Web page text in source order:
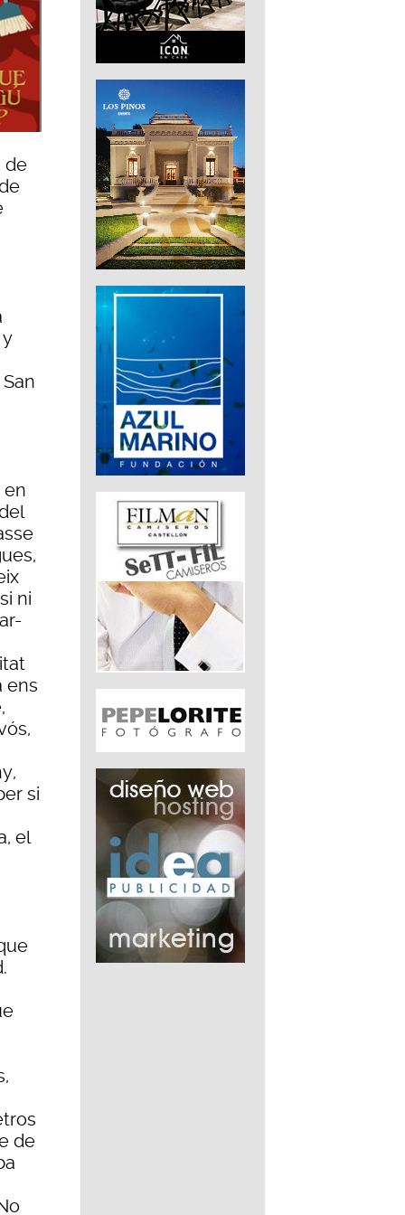
de
en
ni
ens
si
el
de